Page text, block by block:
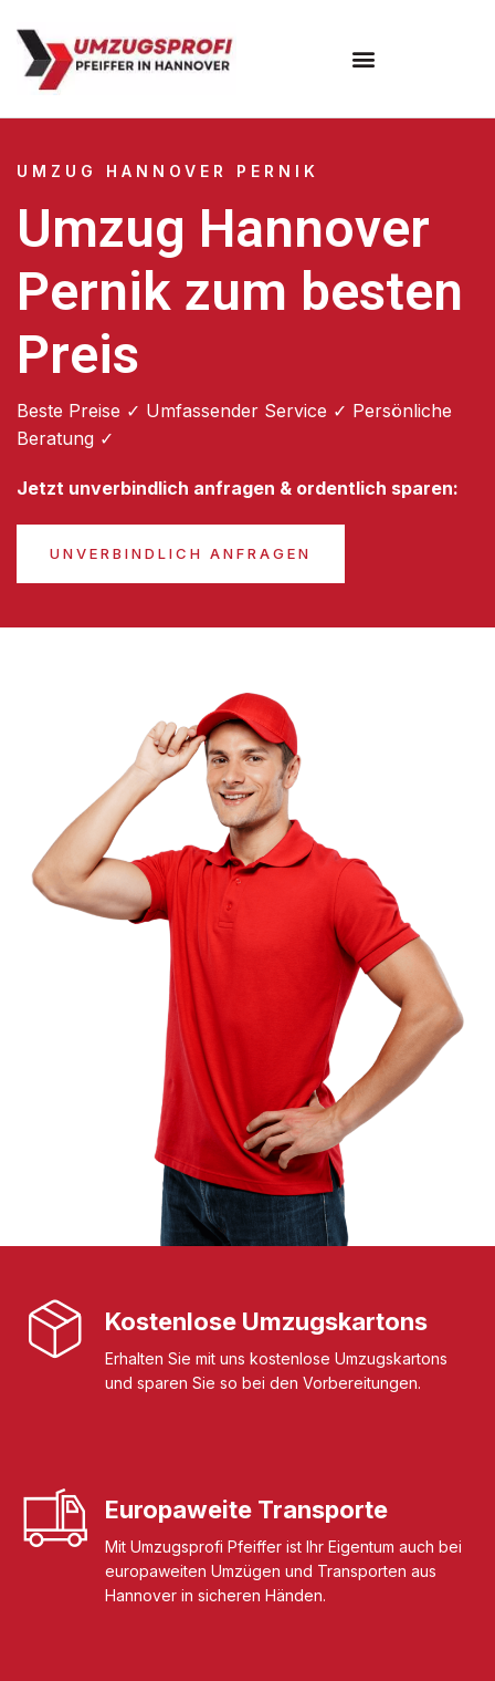
UMZUG HANNOVER PERNIK
Umzug Hannover
Pernik zum besten
Preis
Beste Preise ✓ Umfassender Service ✓ Persönliche
Beratung ✓
Jetzt unverbindlich anfragen & ordentlich sparen:
UNVERBINDLICH ANFRAGEN
Kostenlose Umzugskartons
Erhalten Sie mit uns kostenlose Umzugskartons
und sparen Sie so bei den Vorbereitungen.
Europaweite Transporte
Mit Umzugsprofi Pfeiffer ist Ihr Eigentum auch bei
europaweiten Umzügen und Transporten aus
Hannover in sicheren Händen.